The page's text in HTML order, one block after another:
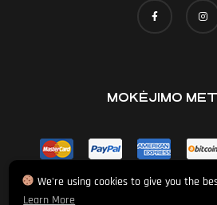
MOKĖJIMO
We're using cookies to give you the
Learn More